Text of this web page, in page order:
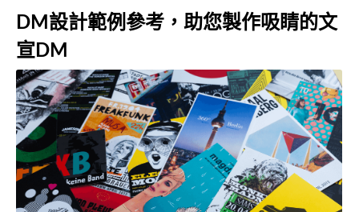
DM設計範例參考，助您製作吸睛的文
宣DM